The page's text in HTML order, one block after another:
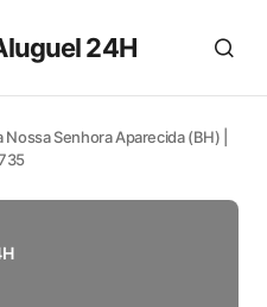
24H
Senhora Aparecida (BH) |